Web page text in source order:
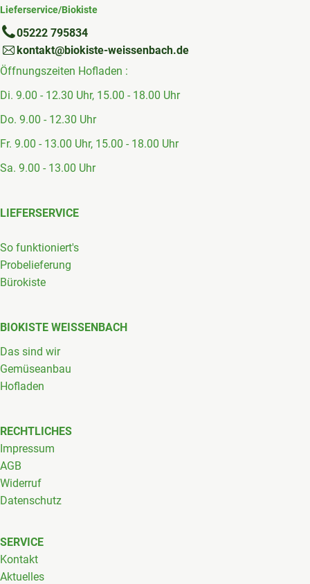
Lieferservice/Biokiste
05222 795834
kontakt@biokiste-weissenbach.de
Öffnungszeiten Hofladen :
Di. 9.00 - 12.30 Uhr, 15.00 - 18.00 Uhr
Do. 9.00 - 12.30 Uhr
Fr. 9.00 - 13.00 Uhr, 15.00 - 18.00 Uhr
Sa. 9.00 - 13.00 Uhr
LIEFERSERVICE
So funktioniert's
Probelieferung
Bürokiste
BIOKISTE WEISSENBACH
Das sind wir
Gemüseanbau
Hofladen
RECHTLICHES
Impressum
AGB
Widerruf
Datenschutz
SERVICE
Kontakt
Aktuelles